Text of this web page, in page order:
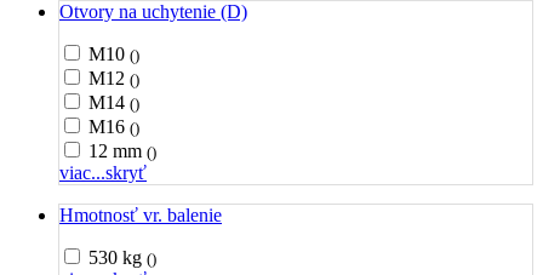
Otvory na uchytenie (D)
M10 ()
M12 ()
M14 ()
M16 ()
12 mm ()
viac...skryť
Hmotnosť vr. balenie
530 kg ()